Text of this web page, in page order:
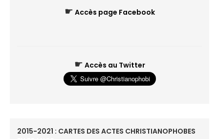
☛ Accès page Facebook
☛ Accès au Twitter
2015-2021 : CARTES DES ACTES CHRISTIANOPHOBES